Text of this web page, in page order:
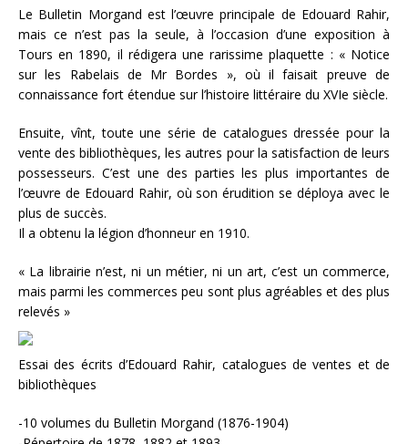
Le Bulletin Morgand est l’œuvre principale de Edouard Rahir,
mais ce n’est pas la seule, à l’occasion d’une exposition à
Tours en 1890, il rédigera une rarissime plaquette : « Notice
sur les Rabelais de Mr Bordes », où il faisait preuve de
connaissance fort étendue sur l’histoire littéraire du XVIe siècle.
Ensuite, vînt, toute une série de catalogues dressée pour la
vente des bibliothèques, les autres pour la satisfaction de leurs
possesseurs. C’est une des parties les plus importantes de
l’œuvre de Edouard Rahir, où son érudition se déploya avec le
plus de succès.
Il a obtenu la légion d’honneur en 1910.
« La librairie n’est, ni un métier, ni un art, c’est un commerce,
mais parmi les commerces peu sont plus agréables et des plus
relevés »
Essai des écrits d’Edouard Rahir, catalogues de ventes et de
bibliothèques
-10 volumes du Bulletin Morgand (1876-1904)